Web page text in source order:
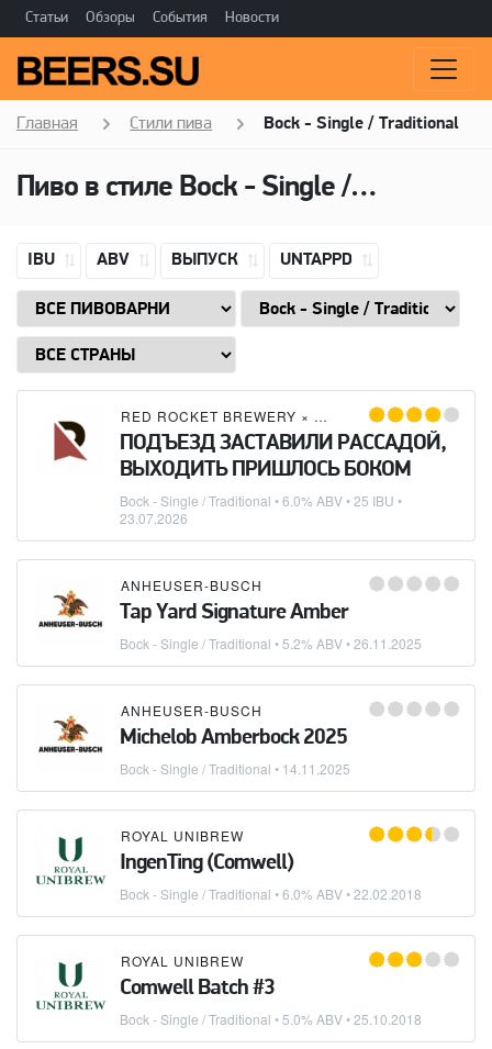
Статьи Обзоры События Новости
Главная Стили пива Bock - Single / Traditional
Пиво в стиле Bock - Single / Traditional
IBU ABV ВЫПУСК UNTAPPD
RED ROCKET BREWERY × CONCIERGE LUPPOLO
ПОДЪЕЗД ЗАСТАВИЛИ РАССАДОЙ,
ВЫХОДИТЬ ПРИШЛОСЬ БОКОМ
Bock - Single / Traditional • 6.0% ABV • 25 IBU •
23.07.2026
ANHEUSER-BUSCH
Tap Yard Signature Amber
Bock - Single / Traditional • 5.2% ABV •26.11.2025
ANHEUSER-BUSCH
Michelob Amberbock 2025
Bock - Single / Traditional • 14.11.2025
ROYAL UNIBREW
IngenTing (Comwell)
Bock - Single / Traditional • 6.0% ABV •22.02.2018
ROYAL UNIBREW
Comwell Batch #3
Bock - Single / Traditional • 5.0% ABV •25.10.2018